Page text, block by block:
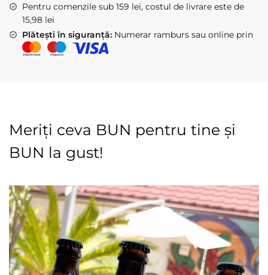
Pentru comenzile sub 159 lei, costul de livrare este de
15,98 lei
Plătești în siguranță: Numerar ramburs sau online prin
Meriți ceva BUN pentru tine și
BUN la gust!